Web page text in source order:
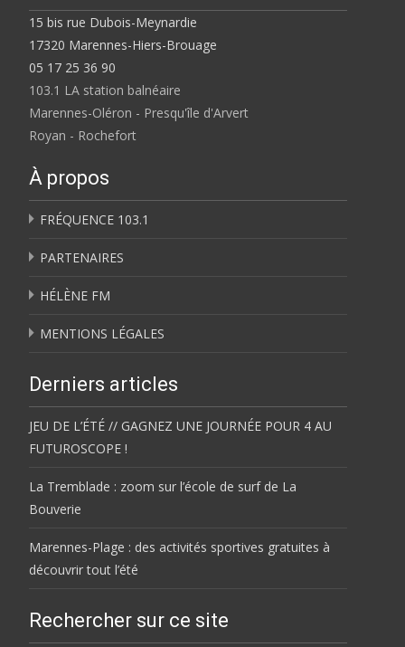
15 bis rue Dubois-Meynardie
17320 Marennes-Hiers-Brouage
05 17 25 36 90
103.1 LA station balnéaire
Marennes-Oléron - Presqu'île d'Arvert
Royan - Rochefort
À propos
FRÉQUENCE 103.1
PARTENAIRES
HÉLÈNE FM
MENTIONS LÉGALES
Derniers articles
JEU DE L’ÉTÉ // GAGNEZ UNE JOURNÉE POUR 4 AU
FUTUROSCOPE !
La Tremblade : zoom sur l’école de surf de La
Bouverie
Marennes-Plage : des activités sportives gratuites à
découvrir tout l’été
Rechercher sur ce site